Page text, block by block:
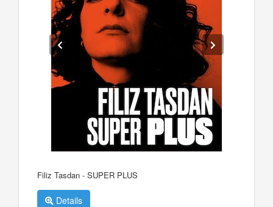
Filiz Tasdan - SUPER PLUS
Details